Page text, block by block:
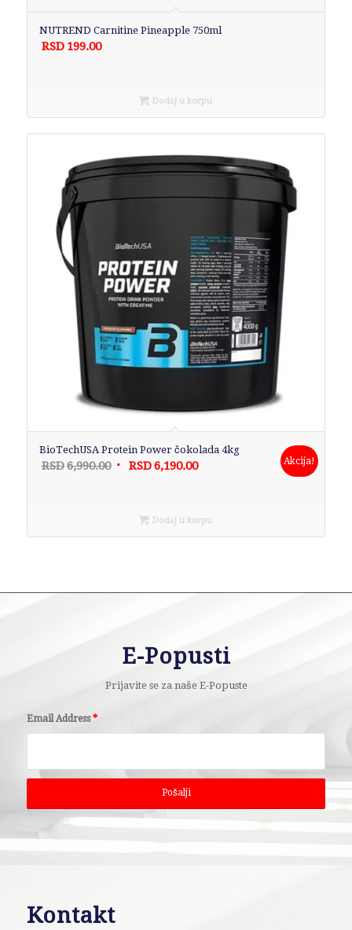
NUTREND Carnitine Pineapple 750ml
RSD 199.00
Dodaj u korpu
BioTechUSA Protein Power čokolada 4kg
RSD6,990.00 Originalna
RSD6,990.00.
RSD6,190.00Trenutna
RSD6,190.00.
Akcija!
Dodaj u korpu
E-Popusti
Prijavite se za naše E-Popuste
Email Address*
Kontakt